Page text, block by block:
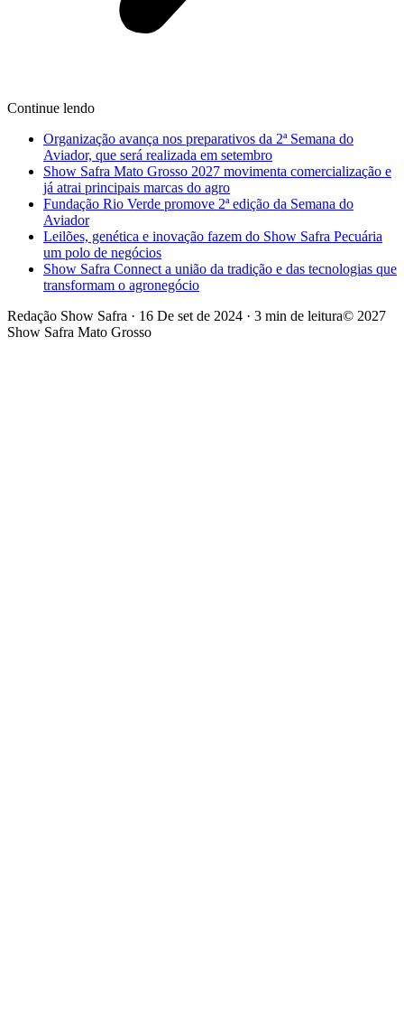
Continue lendo
Organização avança nos preparativos da 2ª Semana do
Aviador, que será realizada em setembro
Show Safra Mato Grosso 2027 movimenta comercialização e
já atrai principais marcas do agro
Fundação Rio Verde promove 2ª edição da Semana do
Aviador
Leilões, genética e inovação fazem do Show Safra Pecuária
um polo de negócios
Show Safra Connect a união da tradição e das tecnologias que
transformam o agronegócio
Redação Show Safra · 16 De set de 2024 · 3 min de leitura© 2027
Show Safra Mato Grosso